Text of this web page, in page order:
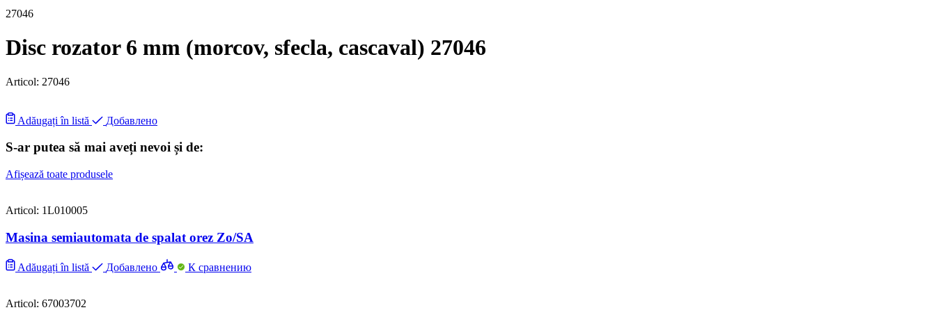
27046
Disc rozator 6 mm (morcov, sfecla, cascaval) 27046
Articol: 27046
Adăugați în listă Добавлено
S-ar putea să mai aveți nevoi și de:
Afișează toate produsele
Articol: 1L010005
Masina semiautomata de spalat orez Zo/SA
Adăugați în listă Добавлено К сравнению
Articol: 67003702